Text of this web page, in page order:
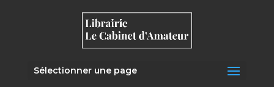
Sélectionner une page